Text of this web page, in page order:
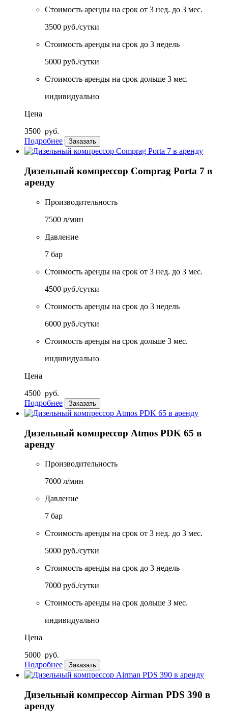
Стоимость аренды на срок от 3 нед. до 3 мес.
3500 руб./сутки
Стоимость аренды на срок до 3 недель
5000 руб./сутки
Стоимость аренды на срок дольше 3 мес.
индивидуально
Цена
3500 руб.
Подробнее
Заказать
Дизельный компрессор Comprag Porta 7 в
аренду
Производительность
7500 л/мин
Давление
7 бар
Стоимость аренды на срок от 3 нед. до 3 мес.
4500 руб./сутки
Стоимость аренды на срок до 3 недель
6000 руб./сутки
Стоимость аренды на срок дольше 3 мес.
индивидуально
Цена
4500 руб.
Подробнее
Заказать
Дизельный компрессор Atmos PDK 65 в
аренду
Производительность
7000 л/мин
Давление
7 бар
Стоимость аренды на срок от 3 нед. до 3 мес.
5000 руб./сутки
Стоимость аренды на срок до 3 недель
7000 руб./сутки
Стоимость аренды на срок дольше 3 мес.
индивидуально
Цена
5000 руб.
Подробнее
Заказать
Дизельный компрессор Airman PDS 390 в
аренду